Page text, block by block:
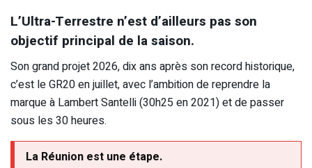
L’Ultra-Terrestre n’est d’ailleurs pas son
objectif principal de la saison.
Son grand projet 2026, dix ans après son record historique,
c’est le GR20 en juillet, avec l’ambition de reprendre la
marque à Lambert Santelli (30h25 en 2021) et de passer
sous les 30 heures.
La Réunion est une étape.